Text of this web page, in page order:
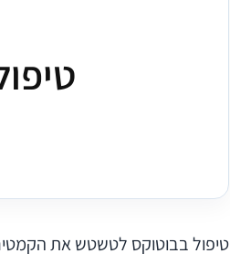
טיפול בבוטוקס לטשטש את